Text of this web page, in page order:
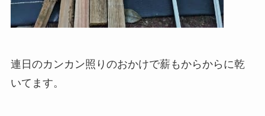
連日のカンカン照りのおかけで薪もからからに乾
いてます。